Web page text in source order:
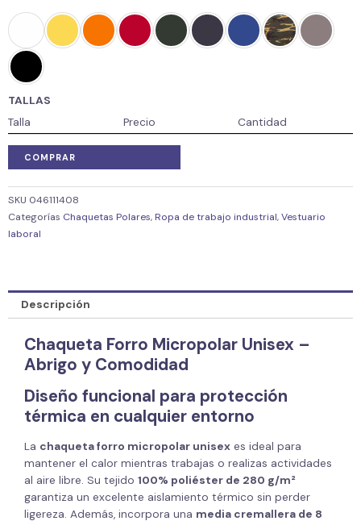
TALLAS
Talla
Precio Cantidad
COMPRAR
SKU 046111408
Categorías Chaquetas Polares,Ropa de trabajo industrial,Vestuario
laboral
Descripción
Chaqueta Forro Micropolar Unisex –
Abrigo y Comodidad
Diseño funcional para protección
térmica en cualquier entorno
La chaqueta forro micropolar unisex es ideal para
mantener el calor mientras trabajas o realizas actividades
al aire libre. Su tejido 100% poliéster de 280 g/m²
garantiza un excelente aislamiento térmico sin perder
ligereza. Además, incorpora una media cremallera de 8